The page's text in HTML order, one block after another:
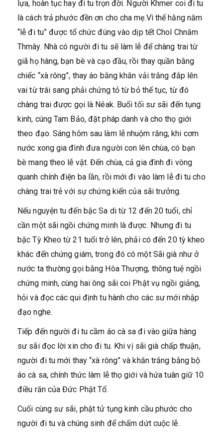
lựa, hoàn tục hay đi tu trọn đời. Người Khmer coi đi tu
là cách trả phước đền ơn cho cha mẹ.Vì thế hằng năm
“lễ đi tu” được tổ chức đúng vào dịp tết Chol Chnăm
Thmây. Nhà có người đi tu sẽ làm lễ để chàng trai từ
giã họ hàng, bạn bè và cạo đầu, rồi thay quần bằng
chiếc “xà rông”, thay áo bằng khăn vải trắng đắp lên
vai từ trái sang phải chứng tỏ từ bỏ thế tục, từ đó
chàng trai được gọi là Néak. Buổi tối sư sãi đến tụng
kinh, cúng Tam Bảo, đặt pháp danh và cho thọ giới
theo đạo. Sáng hôm sau làm lễ nhuộm răng, khi cơm
nước xong gia đình đưa người con lên chùa, có bạn
bè mang theo lễ vật. Đến chùa, cả gia đình đi vòng
quanh chính điện ba lần, rồi mới đi vào làm lễ đi tu cho
chàng trai trẻ với sự chứng kiến của sãi trưởng.
Nếu nguyện tu đến bậc Sa di từ 12 đến 20 tuổi, chỉ
cần một sãi ngồi chứng minh là được. Nhưng đi tu
bậc Tỳ Kheo từ 21 tuổi trở lên, phải có đến 20 tỳ kheo
khác đến chứng giám, trong đó có một Sãi già như ở
nước ta thường gọi bằng Hòa Thượng, thông tuệ ngồi
chứng minh, cùng hai ông sãi coi Phật vụ ngồi giảng,
hỏi và đọc các qui định tu hành cho các sư mới nhập
đạo nghe.
Tiếp đến người đi tu cầm áo cà sa đi vào giữa hàng
sư sãi đọc lời xin cho đi tu. Khi vị sãi già chấp thuận,
người đi tu mới thay “xà rông” và khăn trắng bằng bộ
áo cà sa, chính thức làm lễ thọ giới và hứa tuân giữ 10
điều răn của Đức Phật Tổ.
Cuối cùng sư sãi, phật tử tụng kinh cầu phước cho
người đi tu và chúng sinh để chấm dứt cuộc lễ.